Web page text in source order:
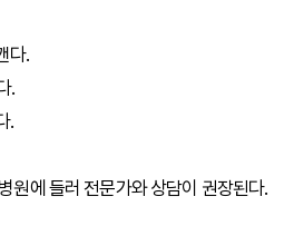
다.
.
.
원에 들러 전문가와 상담이 권장된다.